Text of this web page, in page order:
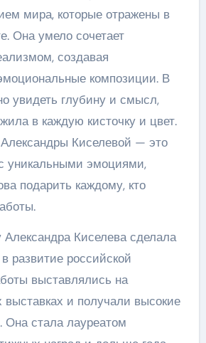
мира, которые отражены в
Она умело сочетает
создавая
композиции. В
увидеть глубину и смысл,
в каждую кисточку и цвет.
Киселевой — это
уникальными эмоциями,
подарить каждому, кто
Александра Киселева сделала
развитие российской
выставлялись на
выставках и получали высокие
Она стала лауреатом